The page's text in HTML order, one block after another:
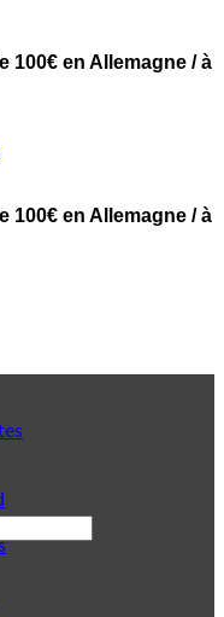
100€ en Allemagne / à
100€ en Allemagne / à